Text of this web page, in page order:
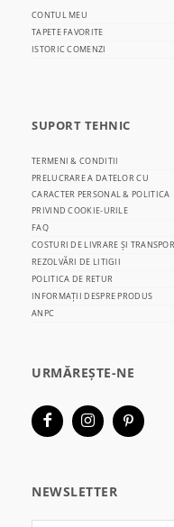
CONTUL MEU
TAPETE FAVORITE
ISTORIC COMENZI
SUPORT TEHNIC
TERMENI & CONDITII
PRELUCRARE A DATELOR CU
CARACTER PERSONAL & POLITICA
PRIVIND COOKIE-URILE
FAQ
COSTURI DE LIVRARE ȘI
REZOLVĂRI DE LITIGII
POLITICA DE RETUR
INFORMAȚII DESPRE PRODUS
ANPC
URMĂREȘTE-NE
NEWSLETTER